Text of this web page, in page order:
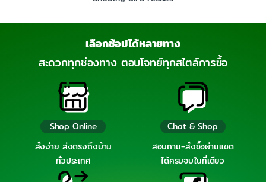
เลือกช้อปได้หลายทาง
สะดวกทุกช่องทาง ตอบโจทย์ทุกสไตล์การซื้อ
Shop Online
สั่งง่าย ส่งตรงถึงบ้าน
ทั่วประเทศ
Chat & Shop
สอบถาม-สั่งซื้อผ่านแชต
ได้ครบจบในที่เดียว